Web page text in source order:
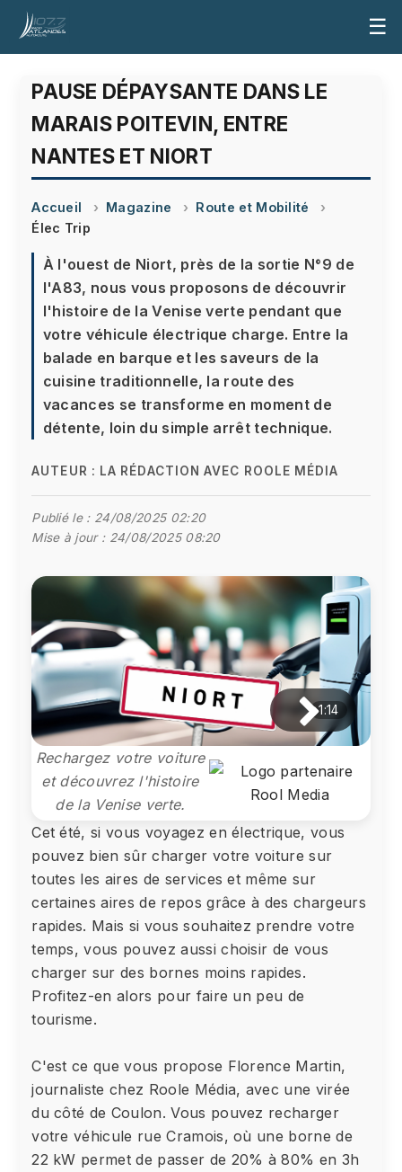
☰
PAUSE DÉPAYSANTE DANS LE
MARAIS POITEVIN, ENTRE
NANTES ET NIORT
Accueil Magazine
Route et Mobilité
Élec Trip
À l'ouest de Niort, près de la sortie N°9 de
l'A83, nous vous proposons de découvrir
l'histoire de la Venise verte pendant que
votre véhicule électrique charge. Entre la
balade en barque et les saveurs de la
cuisine traditionnelle, la route des
vacances se transforme en moment de
détente, loin du simple arrêt technique.
AUTEUR : LA RÉDACTION AVEC ROOLE MÉDIA
Publié le : 24/08/2025 02:20
Mise à jour : 24/08/2025 08:20
1:14
Rechargez votre voiture
et découvrez l'histoire
de la Venise verte.
Cet été, si vous voyagez en électrique, vous
pouvez bien sûr charger votre voiture sur
toutes les aires de services et même sur
certaines aires de repos grâce à des chargeurs
rapides. Mais si vous souhaitez prendre votre
temps, vous pouvez aussi choisir de vous
charger sur des bornes moins rapides.
Profitez-en alors pour faire un peu de
tourisme.
C'est ce que vous propose Florence Martin,
journaliste chez Roole Média, avec une virée
du côté de Coulon. Vous pouvez recharger
votre véhicule rue Cramois, où une borne de
22 kW permet de passer de 20% à 80% en 3h